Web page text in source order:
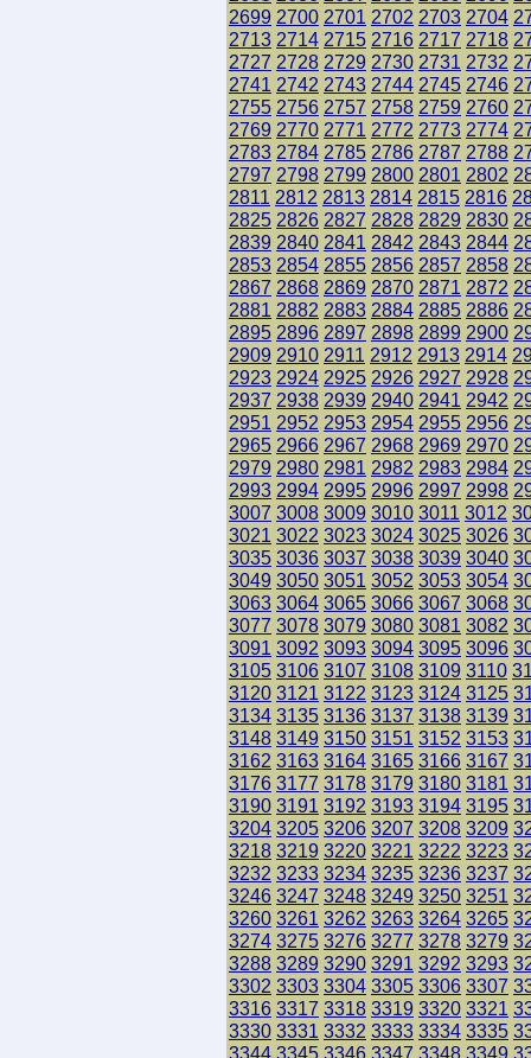
2699 2700 2701 2702 2703 2704
2713 2714 2715 2716 2717 2718
2727 2728 2729 2730 2731 2732
2741 2742 2743 2744 2745 2746
2755 2756 2757 2758 2759 2760
2769 2770 2771 2772 2773 2774
2783 2784 2785 2786 2787 2788
2797 2798 2799 2800 2801 2802
2811 2812 2813 2814 2815 2816
2825 2826 2827 2828 2829 2830
2839 2840 2841 2842 2843 2844
2853 2854 2855 2856 2857 2858
2867 2868 2869 2870 2871 2872
2881 2882 2883 2884 2885 2886
2895 2896 2897 2898 2899 2900
2909 2910 2911 2912 2913 2914
2923 2924 2925 2926 2927 2928
2937 2938 2939 2940 2941 2942
2951 2952 2953 2954 2955 2956
2965 2966 2967 2968 2969 2970
2979 2980 2981 2982 2983 2984
2993 2994 2995 2996 2997 2998
3007 3008 3009 3010 3011 3012
3021 3022 3023 3024 3025 3026
3035 3036 3037 3038 3039 3040
3049 3050 3051 3052 3053 3054
3063 3064 3065 3066 3067 3068
3077 3078 3079 3080 3081 3082
3091 3092 3093 3094 3095 3096
3105 3106 3107 3108 3109 3110
3120 3121 3122 3123 3124 3125
3134 3135 3136 3137 3138 3139
3148 3149 3150 3151 3152 3153
3162 3163 3164 3165 3166 3167
3176 3177 3178 3179 3180 3181
3190 3191 3192 3193 3194 3195
3204 3205 3206 3207 3208 3209
3218 3219 3220 3221 3222 3223
3232 3233 3234 3235 3236 3237
3246 3247 3248 3249 3250 3251
3260 3261 3262 3263 3264 3265
3274 3275 3276 3277 3278 3279
3288 3289 3290 3291 3292 3293
3302 3303 3304 3305 3306 3307
3316 3317 3318 3319 3320 3321
3330 3331 3332 3333 3334 3335
3344 3345 3346 3347 3348 3349